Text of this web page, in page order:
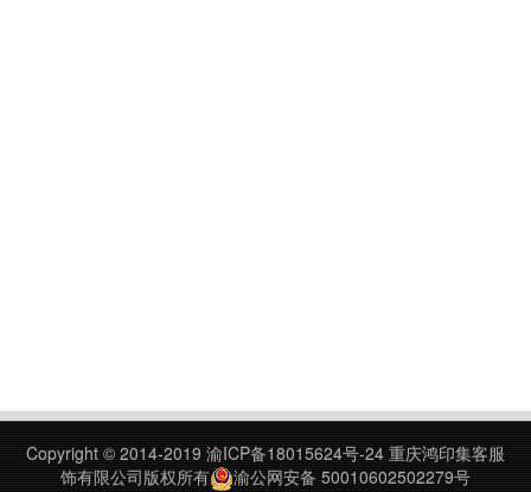
Copyright © 2014-2019 渝ICP备18015624号-24 重庆鸿印集客服
饰有限公司版权所有
渝公网安备 50010602502279号